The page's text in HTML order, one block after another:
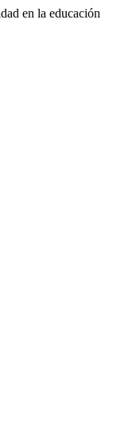
en la educación